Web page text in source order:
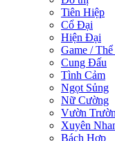
Tiên Hiệp
Cổ Đại
Hiện Đại
Game /
Cung Đấu
Tình Cảm
Ngọt Sủng
Nữ Cường
Vườn
Xuyên
Bách Hợp